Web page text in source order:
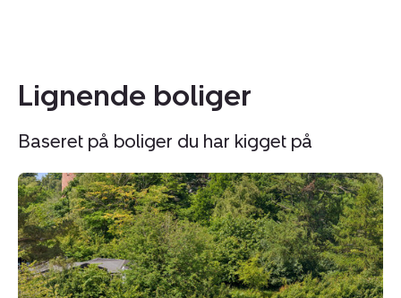
Lignende boliger
Baseret på boliger du har kigget på
Fritidshus:
Skolelodden
28,
3220
Tisvildeleje